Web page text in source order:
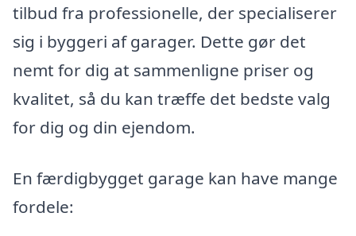
tilbud fra professionelle, der specialiserer
sig i byggeri af garager. Dette gør det
nemt for dig at sammenligne priser og
kvalitet, så du kan træffe det bedste valg
for dig og din ejendom.
En færdigbygget garage kan have mange
fordele: